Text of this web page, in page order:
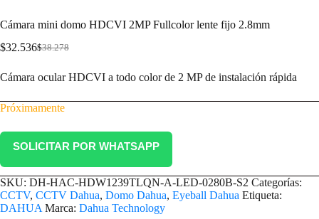
Cámara mini domo HDCVI 2MP Fullcolor lente fijo 2.8mm
$38.278
$32.536
Cámara ocular HDCVI a todo color de 2 MP de instalación rápida
Próximamente
SOLICITAR POR WHATSAPP
SKU: DH-HAC-HDW1239TLQN-A-LED-0280B-S2 Categorías:
CCTV, CCTV Dahua, Domo Dahua, Eyeball Dahua Etiqueta:
DAHUA Marca: Dahua Technology